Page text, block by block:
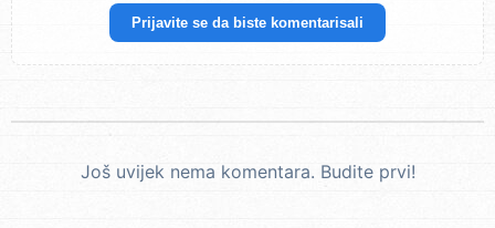
Prijavite se da biste komentarisali
Još uvijek nema komentara. Budite prvi!